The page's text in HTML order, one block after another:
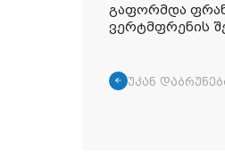
გაფორმდა
ვერტმფრენის
უკან